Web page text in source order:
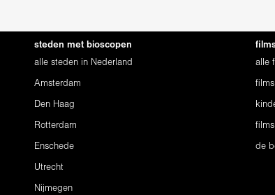
steden met bioscopen
alle steden in Nederland
Amsterdam
Den Haag
Rotterdam
Enschede
Utrecht
Nijmegen
alle
de